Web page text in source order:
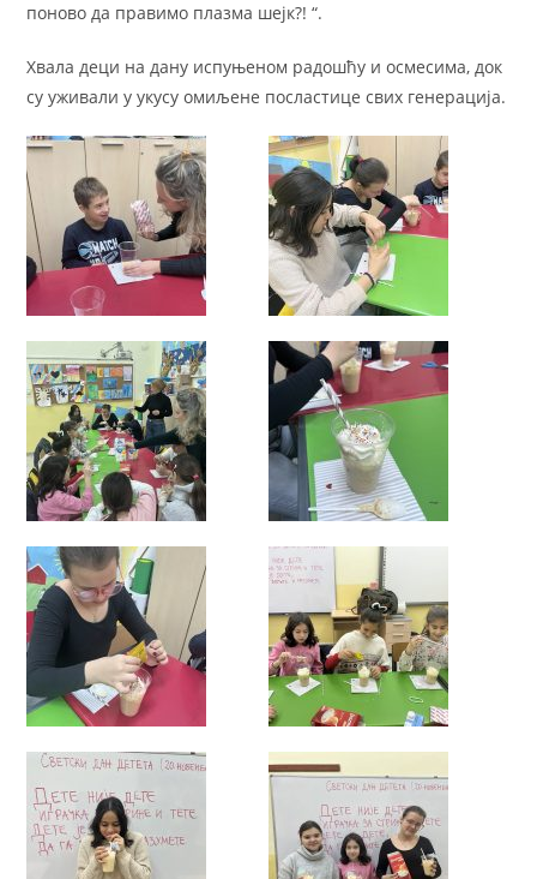
поново да правимо плазма шејк?! “.
Хвала деци на дану испуњеном радошћу и осмесима, док
су уживали у укусу омиљене посластице свих генерација.